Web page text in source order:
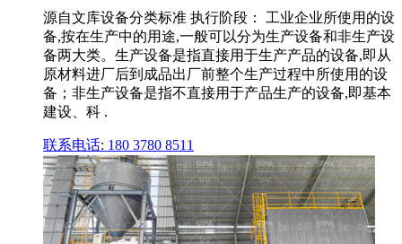
源自文库设备分类标准 执行阶段： 工业企业所使用的设
备,按在生产中的用途,一般可以分为生产设备和非生产设
备两大类。生产设备是指直接用于生产产品的设备,即从
原材料进厂后到成品出厂前整个生产过程中所使用的设
备；非生产设备是指不直接用于产品生产的设备,即基本
建设、科 .
联系电话: 180 3780 8511